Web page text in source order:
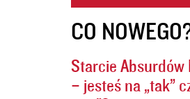
CO
Starcie Absurdów
– jesteś na „tak”